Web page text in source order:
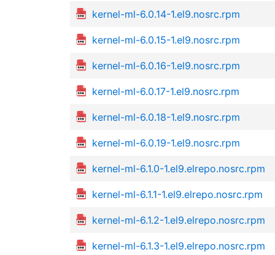
kernel-ml-6.0.14-1.el9.nosrc.rpm
kernel-ml-6.0.15-1.el9.nosrc.rpm
kernel-ml-6.0.16-1.el9.nosrc.rpm
kernel-ml-6.0.17-1.el9.nosrc.rpm
kernel-ml-6.0.18-1.el9.nosrc.rpm
kernel-ml-6.0.19-1.el9.nosrc.rpm
kernel-ml-6.1.0-1.el9.elrepo.nosrc.rpm
kernel-ml-6.1.1-1.el9.elrepo.nosrc.rpm
kernel-ml-6.1.2-1.el9.elrepo.nosrc.rpm
kernel-ml-6.1.3-1.el9.elrepo.nosrc.rpm